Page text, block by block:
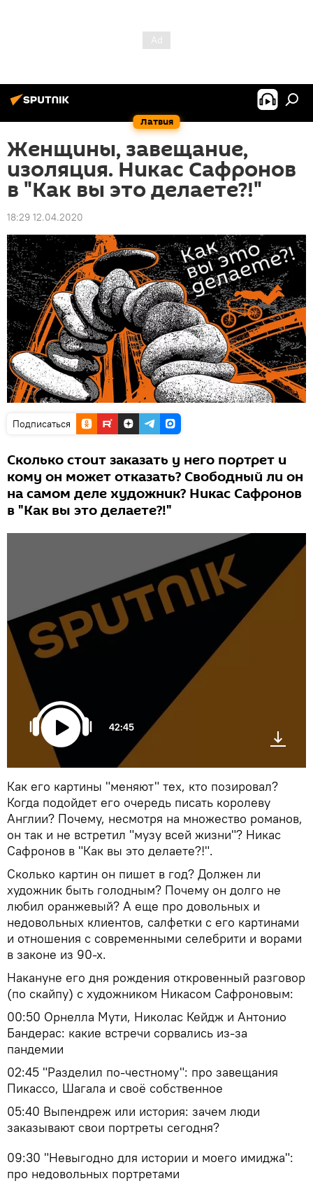
Латвия
Женщины, завещание,
изоляция. Никас Сафронов
в "Как вы это делаете?!"
18:29 12.04.2020
Подписаться
Сколько стоит заказать у него портрет и
кому он может отказать? Свободный ли он
на самом деле художник? Никас Сафронов
в "Как вы это делаете?!"
42:45
Как его картины "меняют" тех, кто позировал?
Когда подойдет его очередь писать королеву
Англии? Почему, несмотря на множество романов,
он так и не встретил "музу всей жизни"? Никас
Сафронов в "Как вы это делаете?!".
Сколько картин он пишет в год? Должен ли
художник быть голодным? Почему он долго не
любил оранжевый? А еще про довольных и
недовольных клиентов, салфетки с его картинами
и отношения с современными селебрити и ворами
в законе из 90-х.
Накануне его дня рождения откровенный разговор
(по скайпу) с художником Никасом Сафроновым:
00:50 Орнелла Мути, Николас Кейдж и Антонио
Бандерас: какие встречи сорвались из-за
пандемии
02:45 "Разделил по-честному": про завещания
Пикассо, Шагала и своё собственное
05:40 Выпендреж или история: зачем люди
заказывают свои портреты сегодня?
09:30 "Невыгодно для истории и моего имиджа":
про недовольных портретами